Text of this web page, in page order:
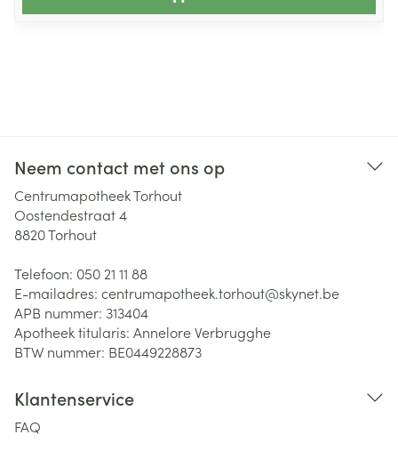
Neem contact met ons op
Centrumapotheek Torhout
Oostendestraat 4
8820Torhout
Telefoon: 050 21 11 88
E-mailadres: centrumapotheek.torhout@skynet.be
APB nummer: 313404
Apotheek titularis: Annelore Verbrugghe
BTW nummer: BE0449228873
Klantenservice
FAQ